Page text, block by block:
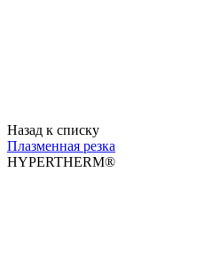
Назад к списку
Плазменная резка
HYPERTHERM®